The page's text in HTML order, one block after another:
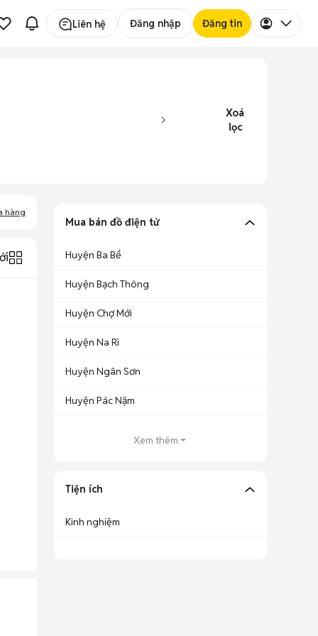
Liên hệ Đăng nhập Đăng tin
Xoá
lọc
hàng
Mua bán đồ điện tử
Huyện Ba Bể
Huyện Bạch Thông
Huyện Chợ Mới
Huyện Na Rì
Huyện Ngân Sơn
Huyện Pác Nặm
Xem thêm
Tiện ích
Kinh nghiệm